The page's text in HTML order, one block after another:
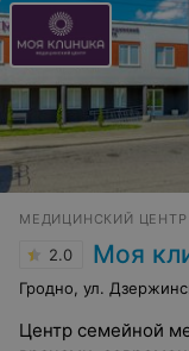
МЕДИЦИНСКИЙ ЦЕНТР
2.0 Моя
Гродно, ул.
Центр семейной